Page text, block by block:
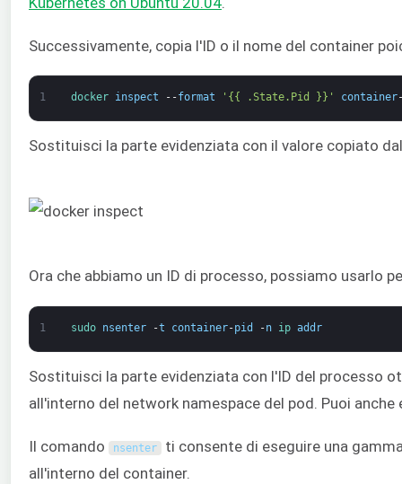
Successivamente, copia l'ID o il nome del container
1 docker inspect --format '{{ .State.Pid }}' container
Sostituisci la parte evidenziata con il valore copiato
Ora che abbiamo un ID di processo, possiamo usarlo
1 sudo nsenter -t container-pid -n ip addr
Sostituisci la parte evidenziata con l'ID del processo
all'interno del network namespace del pod. Puoi
Il comando nsenter ti consente di eseguire una
all'interno del container.